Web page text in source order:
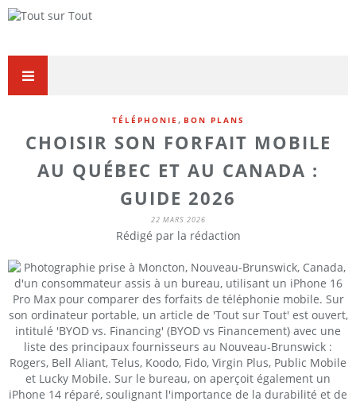
TÉLÉPHONIE , BON PLANS
CHOISIR SON FORFAIT MOBILE
AU QUÉBEC ET AU CANADA :
GUIDE 2026
22 MARS 2026
Rédigé par la rédaction